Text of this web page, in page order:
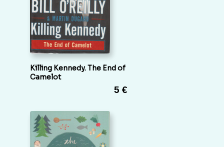
Killing Kennedy. The End of
Camelot
5 €